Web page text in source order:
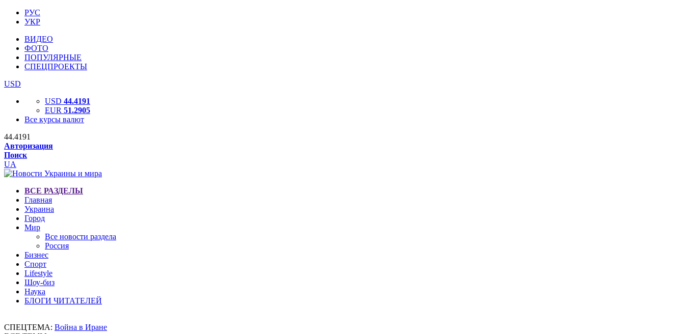
РУС
УКР
ВИДЕО
ФОТО
ПОПУЛЯРНЫЕ
СПЕЦПРОЕКТЫ
USD
USD 44.4191
EUR 51.2905
Все курсы валют
44.4191
Авторизация
Поиск
UA
ВСЕ РАЗДЕЛЫ
Главная
Украина
Город
Мир
Все новости раздела
Россия
Бизнес
Спорт
Lifestyle
Шоу-биз
Наука
БЛОГИ ЧИТАТЕЛЕЙ
СПЕЦТЕМА: Война в Иране